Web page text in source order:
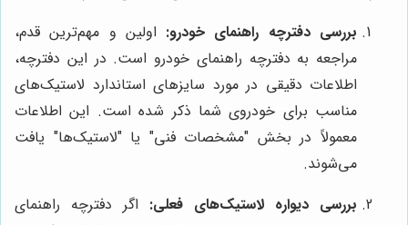
بررسی دفترچه راهنمای خودرو: اولین و مهم‌ترین قدم،
مراجعه به دفترچه راهنمای خودرو است. در این دفترچه،
اطلاعات دقیقی در مورد سایزهای استاندارد لاستیک‌های
مناسب برای خودروی شما ذکر شده است. این اطلاعات
معمولاً در بخش "مشخصات فنی" یا "لاستیک‌ها" یافت
می‌شوند.
بررسی دیواره لاستیک‌های فعلی: اگر دفترچه راهنمای